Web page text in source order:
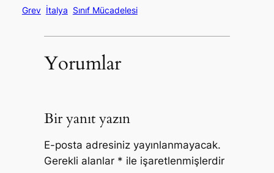
Grev İtalya Sınıf Mücadelesi
Yorumlar
Bir yanıt yazın
E-posta adresiniz yayınlanmayacak.
Gerekli alanlar * ile işaretlenmişlerdir